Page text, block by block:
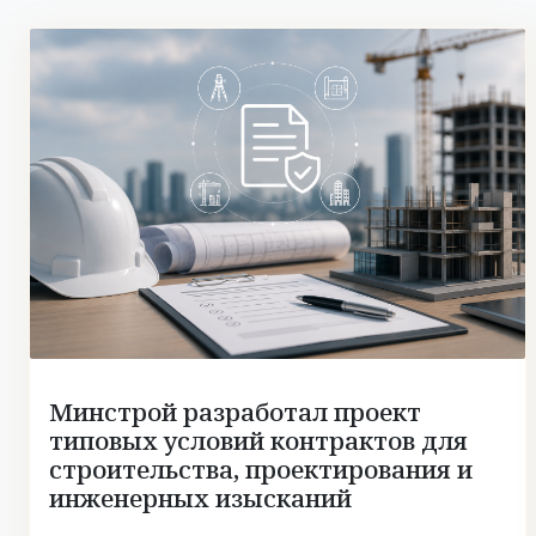
Минстрой разработал проект
типовых условий контрактов для
строительства, проектирования и
инженерных изысканий